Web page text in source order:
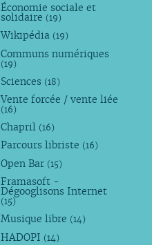
Économie sociale et
solidaire (19)
Wikipédia (19)
Communs numériques
(19)
Sciences (18)
Vente forcée / vente liée
(16)
Chapril (16)
Parcours libriste (16)
Open Bar (15)
Framasoft -
Dégooglisons Internet
(15)
Musique libre (14)
HADOPI (14)